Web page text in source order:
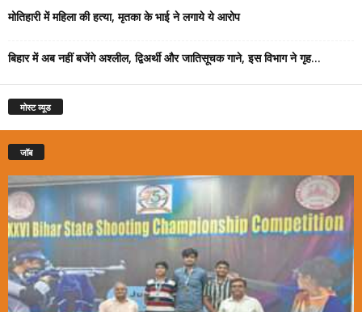
मोतिहारी में महिला की हत्या, मृतका के भाई ने लगाये ये आरोप
बिहार में अब नहीं बजेंगे अश्लील, द्विअर्थी और जातिसूचक गाने, इस विभाग ने गृह...
मोस्ट व्यूड
जॉब